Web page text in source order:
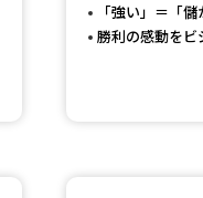
「強い」＝「
勝利の感動をビ